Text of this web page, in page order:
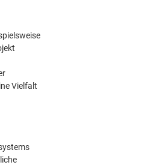
Vielfalt